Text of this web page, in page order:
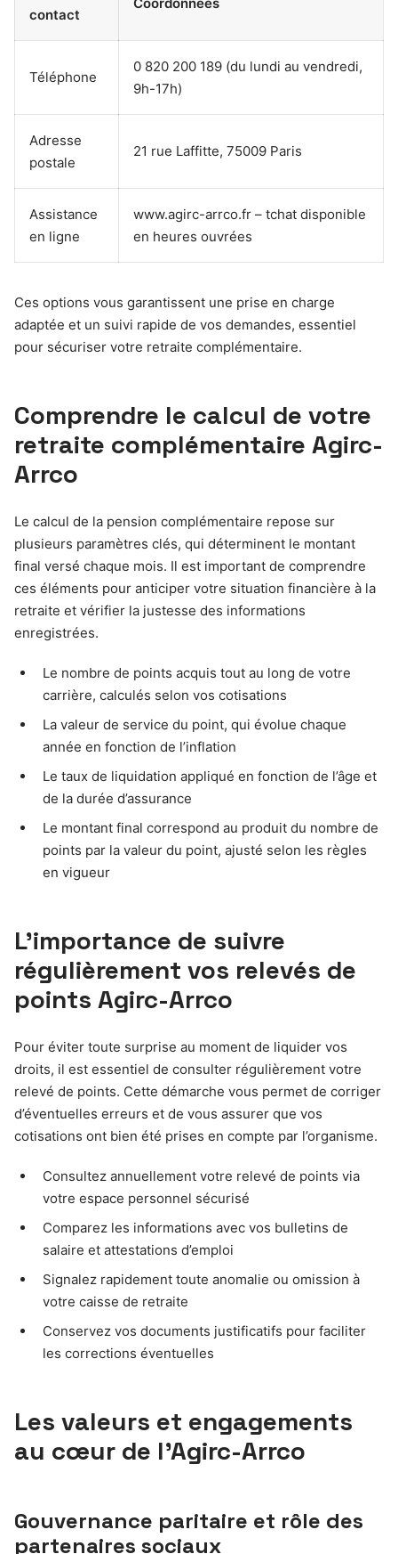
contact
Téléphone
0 820 200 189 (du lundi au vendredi,
9h-17h)
Adresse
postale
21 rue Laffitte, 75009 Paris
Assistance
en ligne
www.agirc-arrco.fr – tchat disponible
en heures ouvrées
Ces options vous garantissent une prise en charge
adaptée et un suivi rapide de vos demandes, essentiel
pour sécuriser votre retraite complémentaire.
Comprendre le calcul de votre
retraite complémentaire Agirc-
Arrco
Le calcul de la pension complémentaire repose sur
plusieurs paramètres clés, qui déterminent le montant
final versé chaque mois. Il est important de comprendre
ces éléments pour anticiper votre situation financière à la
retraite et vérifier la justesse des informations
enregistrées.
Le nombre de points acquis tout au long de votre
carrière, calculés selon vos cotisations
La valeur de service du point, qui évolue chaque
année en fonction de l’inflation
Le taux de liquidation appliqué en fonction de l’âge et
de la durée d’assurance
Le montant final correspond au produit du nombre de
points par la valeur du point, ajusté selon les règles
en vigueur
L’importance de suivre
régulièrement vos relevés de
points Agirc-Arrco
Pour éviter toute surprise au moment de liquider vos
droits, il est essentiel de consulter régulièrement votre
relevé de points. Cette démarche vous permet de corriger
d’éventuelles erreurs et de vous assurer que vos
cotisations ont bien été prises en compte par l’organisme.
Consultez annuellement votre relevé de points via
votre espace personnel sécurisé
Comparez les informations avec vos bulletins de
salaire et attestations d’emploi
Signalez rapidement toute anomalie ou omission à
votre caisse de retraite
Conservez vos documents justificatifs pour faciliter
les corrections éventuelles
Les valeurs et engagements
au cœur de l’Agirc-Arrco
Gouvernance paritaire et rôle des
partenaires sociaux